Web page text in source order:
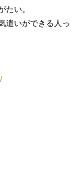
たい。
遣いができる人っ